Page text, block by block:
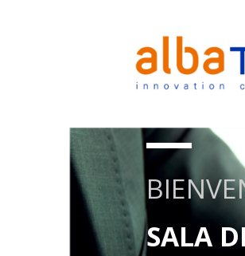
SALA